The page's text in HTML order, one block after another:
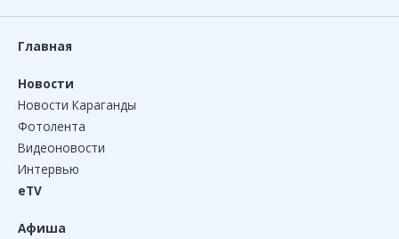
Главная
Новости
Новости Караганды
Фотолента
Видеоновости
Интервью
eTV
Афиша